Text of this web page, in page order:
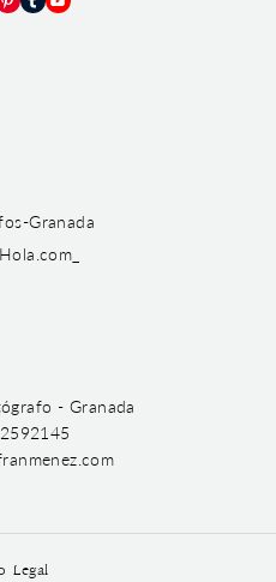
TumblrYouTube
- Granada
Legal